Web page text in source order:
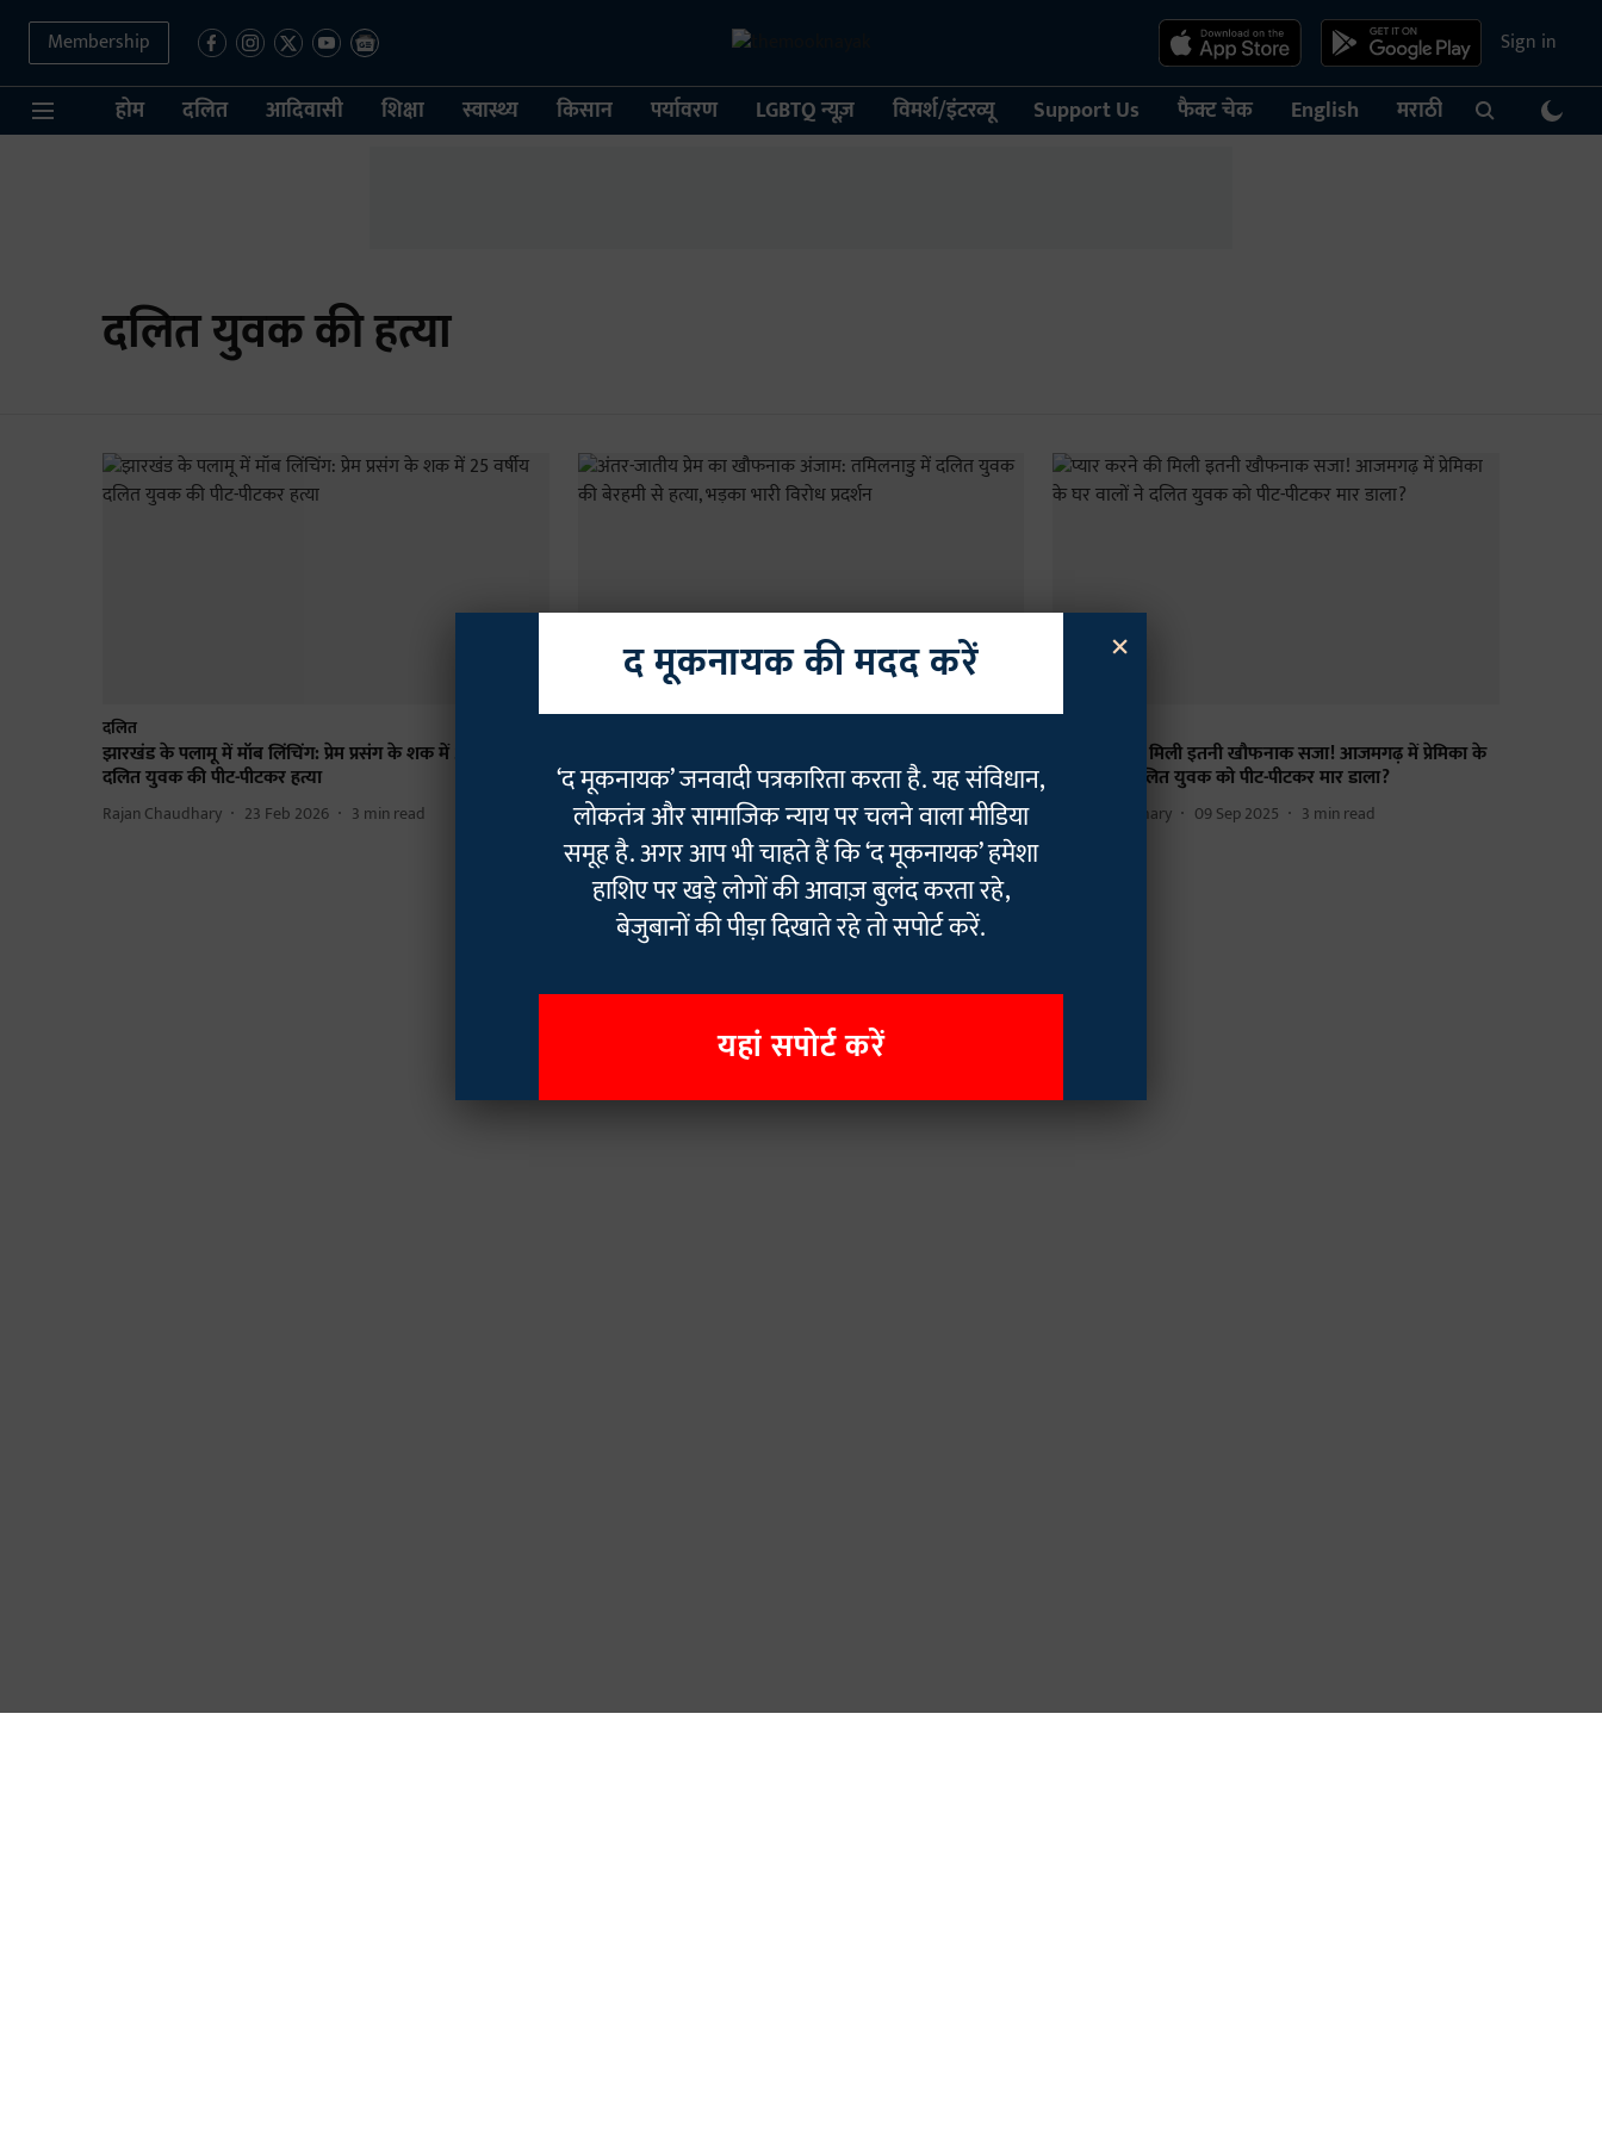
Membership Sign in
होम दलित आदिवासी शिक्षा स्वास्थ्य किसान पर्यावरण LGBTQ न्यूज़ विमर्श/इंटरव्यू Support Us फैक्ट चेक English मराठी
दलित युवक की हत्या
दलित
झारखंड के पलामू में मॉब लिंचिंग: प्रेम प्रसंग के शक में 25 वर्षीय
दलित युवक की पीट-पीटकर हत्या
Rajan Chaudhary 23 Feb 2026 3 min read
बेरहमी से हत्या, भड़का भारी विरोध प्रदर्शन
Rajan Chaudhary 17 Sep 2025 3 min read
प्यार करने की मिली इतनी खौफनाक सजा! आजमगढ़ में प्रेमिका के
घर वालों ने दलित युवक को पीट-पीटकर मार डाला?
Rajan Chaudhary 09 Sep 2025 3 min read
Read More
×
द मूकनायक की मदद करें
‘द मूकनायक’ जनवादी पत्रकारिता करता है. यह संविधान,
लोकतंत्र और सामाजिक न्याय पर चलने वाला मीडिया
समूह है. अगर आप भी चाहते हैं कि ‘द मूकनायक’ हमेशा
हाशिए पर खड़े लोगों की आवाज़ बुलंद करता रहे,
बेजुबानों की पीड़ा दिखाते रहे तो सपोर्ट करें.
यहां सपोर्ट करें